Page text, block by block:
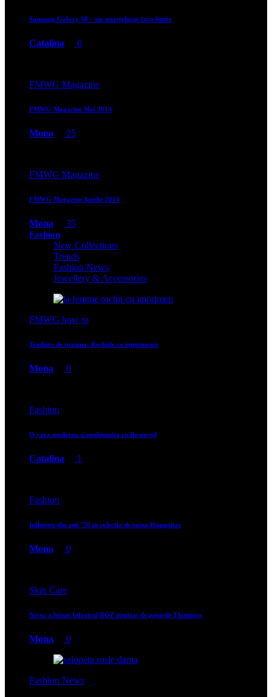
Samsung Galaxy S8 – un smartphone fara limite
Catalina 0
FMWG Magazine
FMWG Magazine Mai 2014
Mona 25
FMWG Magazine
FMWG Magazine Aprilie 2014
Mona 35
Fashion
New Collections
Trends
Fashion News
Jewellery & Accessories
FMWG how to
Tendinte de toamna: Rochiile cu imprimeuri
Mona 0
Fashion
O vara moderna si neobisnuita cu Reserved
Catalina 1
Fashion
Influente din anii ’70 in colectia de iarna Hispanitas
Mona 0
Skin Care
Nivea a lansat bifazicul ROZ inspirat de pasarile Flamingo
Mona 0
Fashion News